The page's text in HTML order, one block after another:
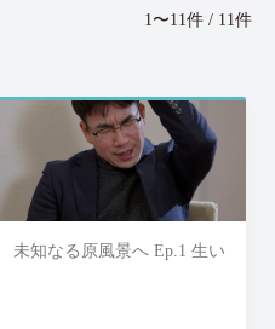
1〜11件 / 11件
未知なる原風景へ Ep.1 生い